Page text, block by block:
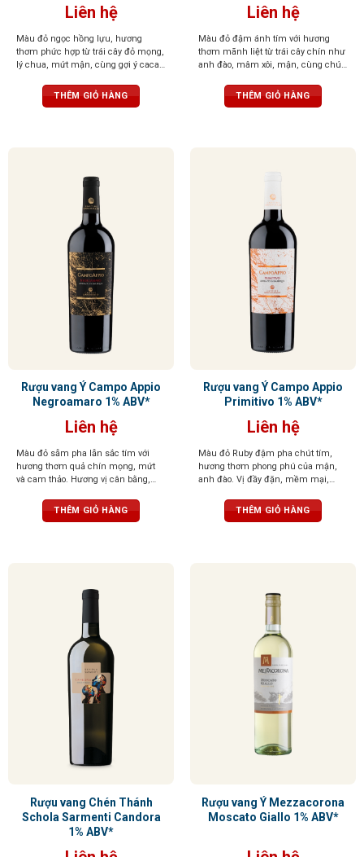
Liên hệ
Màu đỏ ngọc hồng lựu, hương
thơm phức hợp từ trái cây đỏ mọng,
lý chua, mứt mận, cùng gợi ý cacao,
trịa, tannin mềm mại, ngọt ngào
THÊM GIỎ HÀNG
Liên hệ
Màu đỏ đậm ánh tím với hương
thơm mãnh liệt từ trái cây chín như
anh đào, mâm xôi, mận, cùng chút
cân bằng, tannin mềm, dư vị dễ
THÊM GIỎ HÀNG
Rượu vang Ý Campo Appio
Negroamaro 1% ABV*
Liên hệ
Màu đỏ sẫm pha lẫn sắc tím với
hương thơm quả chín mọng, mứt
và cam thảo. Hương vị cân bằng,
và tinh tế THÊM GIỎ HÀNG
Rượu vang Ý Campo Appio
Primitivo 1% ABV*
Liên hệ
Màu đỏ Ruby đậm pha chút tím,
hương thơm phong phú của mận,
anh đào. Vị đầy đặn, mềm mại,
THÊM GIỎ HÀNG
Rượu vang Chén Thánh
Schola Sarmenti Candora
1% ABV*
Rượu vang Ý Mezzacorona
Moscato Giallo 1% ABV*